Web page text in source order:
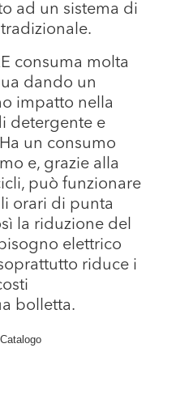
ad un sistema di
consuma molta
dando un
impatto nella
detergente e
un consumo
e, grazie alla
può funzionare
orari di punta
la riduzione del
elettrico
riduce i
bolletta.